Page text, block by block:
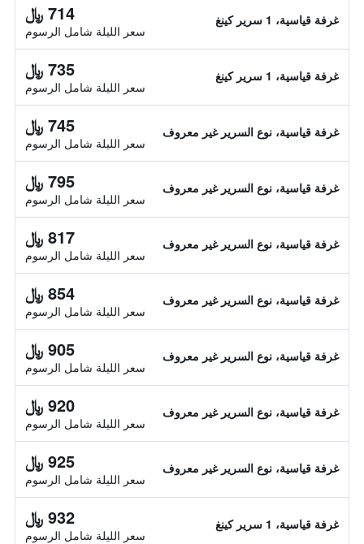
غرفة قياسية، 1 سرير كينغ 714 ﷼
سعر الليلة شامل الرسوم
غرفة قياسية، 1 سرير كينغ 735 ﷼
سعر الليلة شامل الرسوم
غرفة قياسية، نوع السرير غير معروف 745 ﷼
سعر الليلة شامل الرسوم
غرفة قياسية، نوع السرير غير معروف 795 ﷼
سعر الليلة شامل الرسوم
غرفة قياسية، نوع السرير غير معروف 817 ﷼
سعر الليلة شامل الرسوم
غرفة قياسية، نوع السرير غير معروف 854 ﷼
سعر الليلة شامل الرسوم
غرفة قياسية، نوع السرير غير معروف 905 ﷼
سعر الليلة شامل الرسوم
غرفة قياسية، نوع السرير غير معروف 920 ﷼
سعر الليلة شامل الرسوم
غرفة قياسية، نوع السرير غير معروف 925 ﷼
سعر الليلة شامل الرسوم
غرفة قياسية، 1 سرير كينغ 932 ﷼
سعر الليلة شامل الرسوم